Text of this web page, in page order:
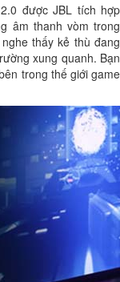
được JBL tích hợp
âm thanh vòm trong
thấy kẻ thù đang
xung quanh. Bạn
trong thế giới game